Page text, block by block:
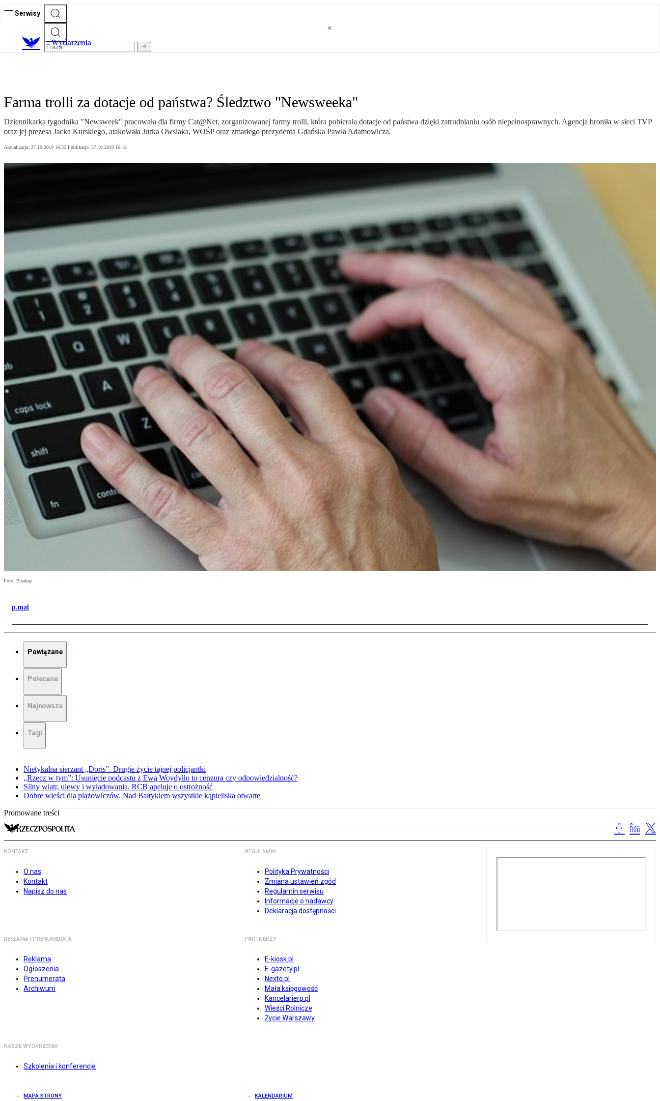
Serwisy
Wydarzenia
Farma trolli za dotacje od państwa? Śledztwo "Newsweeka"
Dziennikarka tygodnika "Newsweek" pracowała dla firmy Cat@Net, zorganizowanej farmy trolli, która pobierała dotacje od państwa dzięki zatrudnianiu osób niepełnosprawnych. Agencja broniła w sieci TVP
oraz jej prezesa Jacka Kurskiego, atakowała Jurka Owsiaka, WOŚP oraz zmarłego prezydenta Gdańska Pawła Adamowicza.
Aktualizacja: 27.10.2019 16:35 Publikacja: 27.10.2019 16:18
Foto: Pixabay
p.mal
Powiązane
Polecane
Najnowsze
Tagi
Nietykalna sierżant „Doris”. Drugie życie tajnej policjantki
„Rzecz w tym”: Usunięcie podcastu z Ewą Woydyłło to cenzura czy odpowiedzialność?
Silny wiatr, ulewy i wyładowania. RCB apeluje o ostrożność
Dobre wieści dla plażowiczów. Nad Bałtykiem wszystkie kąpieliska otwarte
Promowane treści
KONTAKT
O nas
Kontakt
Napisz do nas
REGULAMIN
Polityka Prywatności
Zmiana ustawień zgód
Regulamin serwisu
Informacje o nadawcy
Deklaracja dostępności
REKLAMA I PRENUMERATA
Reklama
Ogłoszenia
Prenumerata
Archiwum
PARTNERZY
E-kiosk.pl
E-gazety.pl
Nexto.pl
Mała księgowość
Kancelarierp.pl
Wieści Rolnicze
Życie Warszawy
NASZE WYDARZENIA
Szkolenia i konferencje
MAPA STRONY KALENDARIUM